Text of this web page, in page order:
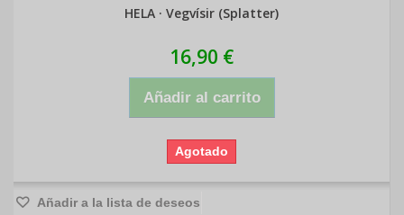
HELA · Vegvísir (Splatter)
16,90 €
Añadir al carrito
Agotado
Añadir a la lista de deseos